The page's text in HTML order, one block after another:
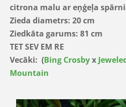
citrona malu ar eņģeļa
Zieda diametrs: 20 cm
Ziedkāta garums: 81 cm
TET SEV EM RE
Vecāki: (Bing Crosbyx
Mountain